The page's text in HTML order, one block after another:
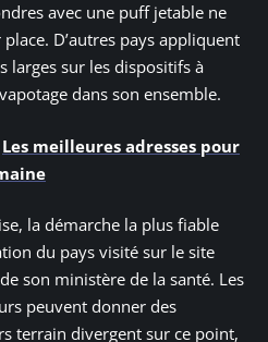
avec une puff jetable ne
D’autres pays appliquent
larges sur les dispositifs à
dans son ensemble.
Les meilleures adresses pour
la démarche la plus fiable
du pays visité sur le site
son ministère de la santé. Les
peuvent donner des
terrain divergent sur ce point,